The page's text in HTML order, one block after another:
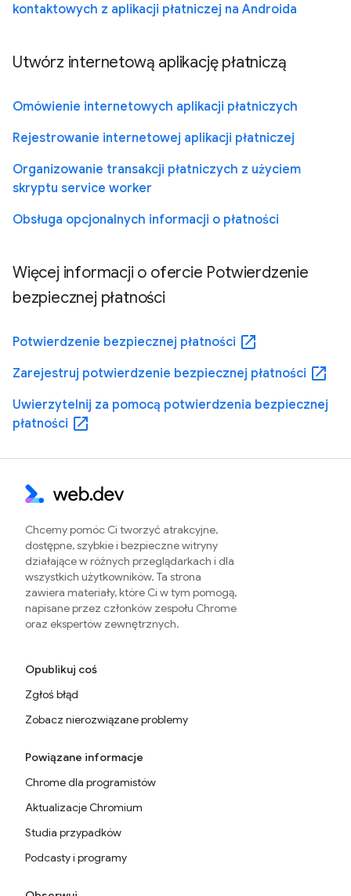
kontaktowych z aplikacji płatniczej na Androida
Utwórz internetową aplikację płatniczą
Omówienie internetowych aplikacji płatniczych
Rejestrowanie internetowej aplikacji płatniczej
Organizowanie transakcji płatniczych z użyciem
skryptu service worker
Obsługa opcjonalnych informacji o płatności
Więcej informacji o ofercie Potwierdzenie
bezpiecznej płatności
Potwierdzenie bezpiecznej płatności open_in_new
Zarejestruj potwierdzenie bezpiecznej płatności open_in_new
Uwierzytelnij za pomocą potwierdzenia bezpiecznej
płatności open_in_new
Chcemy pomóc Ci tworzyć atrakcyjne,
dostępne, szybkie i bezpieczne witryny
działające w różnych przeglądarkach i dla
wszystkich użytkowników. Ta strona
zawiera materiały, które Ci w tym pomogą,
napisane przez członków zespołu Chrome
oraz ekspertów zewnętrznych.
Opublikuj coś
Zgłoś błąd
Zobacz nierozwiązane problemy
Powiązane informacje
Chrome dla programistów
Aktualizacje Chromium
Studia przypadków
Podcasty i programy